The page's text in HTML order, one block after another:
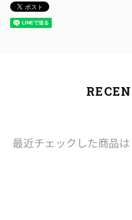
最近チェックした商品は